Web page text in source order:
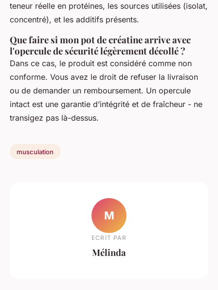
teneur réelle en protéines, les sources utilisées (isolat,
concentré), et les additifs présents.
Que faire si mon pot de créatine arrive avec
l'opercule de sécurité légèrement décollé ?
Dans ce cas, le produit est considéré comme non
conforme. Vous avez le droit de refuser la livraison
ou de demander un remboursement. Un opercule
intact est une garantie d’intégrité et de fraîcheur - ne
transigez pas là-dessus.
musculation
M
ECRIT PAR
Mélinda